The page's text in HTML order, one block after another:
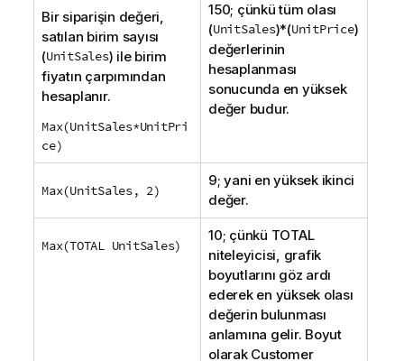
Bir siparişin değeri,
satılan birim sayısı
(UnitSales) ile birim
fiyatın çarpımından
hesaplanır.
Max(UnitSales*UnitPri
ce)
150; çünkü tüm olası
(UnitSales)*(UnitPrice)
değerlerinin
hesaplanması
sonucunda en yüksek
değer budur.
Max(UnitSales, 2)
9; yani en yüksek ikinci
değer.
Max(TOTAL UnitSales)
10; çünkü TOTAL
niteleyicisi, grafik
boyutlarını göz ardı
ederek en yüksek olası
değerin bulunması
anlamına gelir. Boyut
olarak Customer